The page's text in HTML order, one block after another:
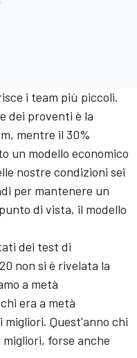
i team più piccoli.
dei proventi è la
mentre il 30%
un modello economico
nostre condizioni sei
per mantenere un
di vista, il modello
dei test di
non si è rivelata la
a metà
era a metà
migliori. Quest'anno chi
forse anche